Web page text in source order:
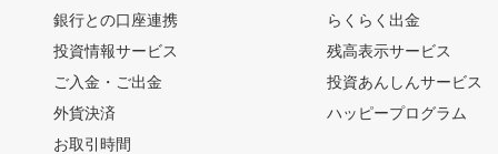
銀行との口座連携
投資情報サービス
ご入金・ご出金
外貨決済
お取引時間
らくらく出金
残高表示サービス
投資あんしんサービス
ハッピープログラム